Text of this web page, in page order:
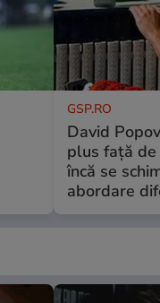
GSP.RO
David
plus față de
încă se
abordare